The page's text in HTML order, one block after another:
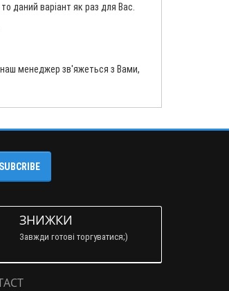
даний варіант як раз для Вас.
менеджер зв'яжеться з Вами,
SUBCRIBE
ЗНИЖКИ
Завжди готові торгуватися;)